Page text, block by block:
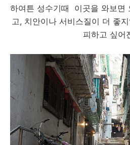
하여튼 성수기때 이곳을 와보면
고, 치안이나 서비스질이 더 좋
피하고 싶어